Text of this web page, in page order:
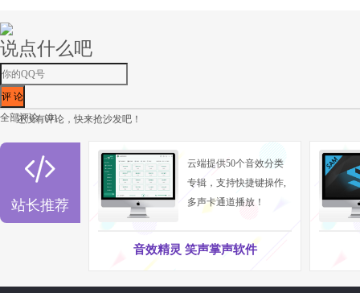
说点什么吧
全部评论（0）
还没有评论，快来抢沙发吧！

站长推荐
云端提供50个音效分类
专辑，支持快捷键操作,
多声卡通道播放！
音效精灵 笑声掌声软件